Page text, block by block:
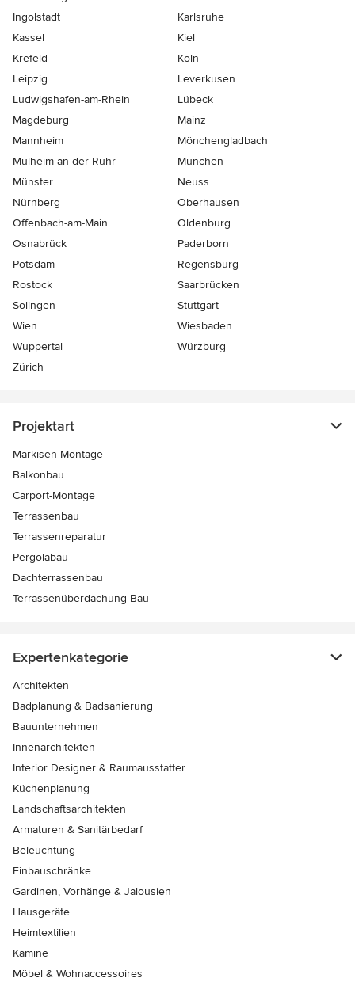
Ingolstadt
Karlsruhe
Kassel
Kiel
Krefeld
Köln
Leipzig
Leverkusen
Ludwigshafen-am-Rhein
Lübeck
Magdeburg
Mainz
Mannheim
Mönchen­gladbach
Mülheim-an-der-Ruhr
München
Münster
Neuss
Nürnberg
Oberhausen
Offenbach-am-Main
Oldenburg
Osnabrück
Paderborn
Potsdam
Regensburg
Rostock
Saarbrücken
Solingen
Stuttgart
Wien
Wiesbaden
Wuppertal
Würzburg
Zürich
Projektart
Markisen-Montage
Balkonbau
Carport-Montage
Terrassenbau
Terrassenreparatur
Pergolabau
Dachterrassenbau
Terrassenüberdachung Bau
Expertenkategorie
Architekten
Badplanung & Badsanierung
Bauunternehmen
Innenarchitekten
Interior Designer & Raumausstatter
Küchenplanung
Landschaftsarchitekten
Armaturen & Sanitärbedarf
Beleuchtung
Einbauschränke
Gardinen, Vorhänge & Jalousien
Hausgeräte
Heimtextilien
Kamine
Möbel & Wohnaccessoires